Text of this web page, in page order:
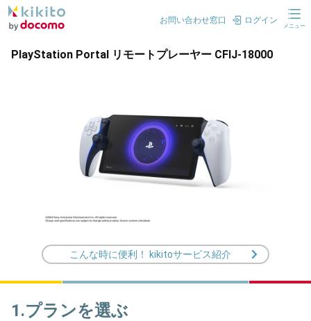
お問い合わせ窓口 ログイン
メニュー
PlayStation Portal リモートプレーヤー CFIJ-18000
こんな時に便利！ kikitoサービス紹介
1.プランを選ぶ